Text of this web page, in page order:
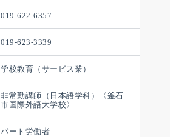
019-622-6357
019-623-3339
学校教育（サービス業）
非常勤講師（日本語学科）〈釜石
市国際外語大学校〉
パート労働者